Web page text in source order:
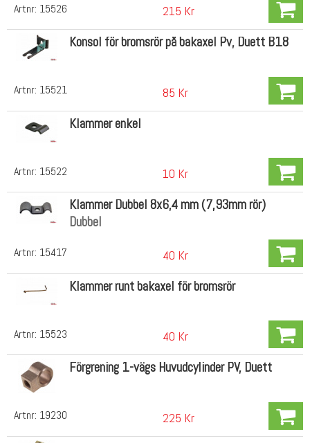
Artnr: 15526 215 Kr
Artnr: 15521
Konsol för bromsrör på bakaxel Pv, Duett B18
85 Kr
Artnr: 15522
Klammer enkel
10 Kr
Artnr: 15417
Klammer Dubbel 8x6,4 mm (7,93mm rör)
Dubbel
40 Kr
Artnr: 15523
Klammer runt bakaxel för bromsrör
40 Kr
Artnr: 19230
Förgrening 1-vägs Huvudcylinder PV, Duett
225 Kr